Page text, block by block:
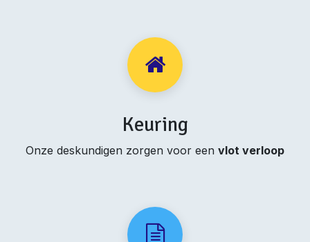
Keuring
Onze deskundigen zorgen voor een vlot verloop